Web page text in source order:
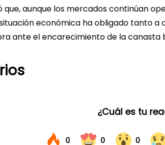
que, aunque los mercados continúan
económica ha obligado tanto
ante el encarecimiento de la canasta